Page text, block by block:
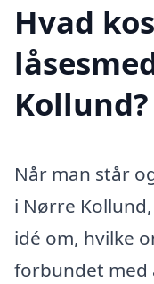
Hvad
Kollund?
Når man står
i Nørre
idé om, hvilke
forbundet med